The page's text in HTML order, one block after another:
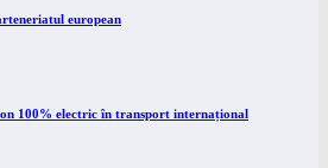
european
100% electric în transport internațional